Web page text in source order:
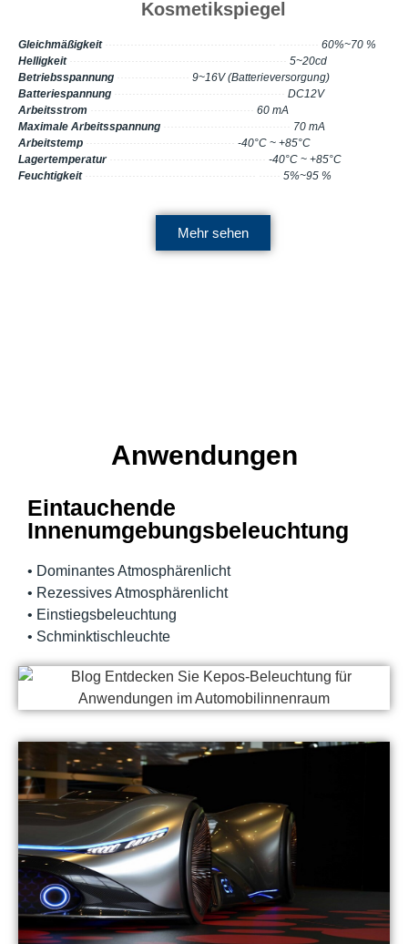
Kosmetikspiegel
Gleichmäßigkeit
60%~70 %
Helligkeit
5~20cd
Betriebsspannung
9~16V (Batterieversorgung)
Batteriespannung
DC12V
Arbeitsstrom
60 mA
Maximale Arbeitsspannung
70 mA
Arbeitstemp
-40°C ~ +85°C
Lagertemperatur
-40°C ~ +85°C
Feuchtigkeit
5%~95 %
Mehr sehen
Anwendungen
Eintauchende
Innenumgebungsbeleuchtung
• Dominantes Atmosphärenlicht
• Rezessives Atmosphärenlicht
• Einstiegsbeleuchtung
• Schminktischleuchte